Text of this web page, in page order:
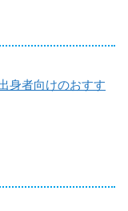
身者向けのおすす